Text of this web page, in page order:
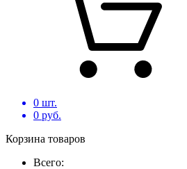
0 шт.
0 руб.
Корзина товаров
Всего: